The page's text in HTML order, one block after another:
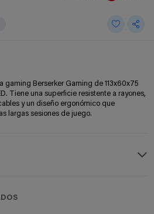
gaming Berserker Gaming de 113x60x75
Tiene una superficie resistente a rayones,
y un diseño ergonómico que
largas sesiones de juego.